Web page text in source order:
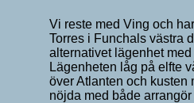
Vi reste med Ving och
Torres i Funchals västra
alternativet lägenhet
Lägenheten låg på elfte
över Atlanten och kusten
nöjda med både